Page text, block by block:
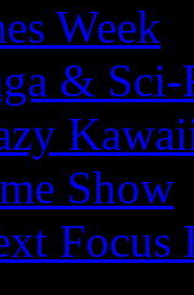
Week
&
Show